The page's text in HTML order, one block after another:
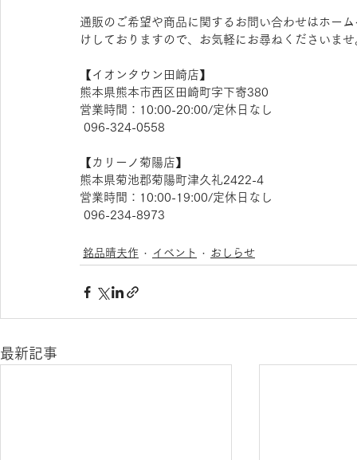
通販のご希望や商品に関するお問い合わせはホー
けしておりますので、お気軽にお尋ねくださいませ
【​イオンタウン田崎店】
熊本県熊本市西区田崎町字下寄380
営業時間：10:00-20:00/定休日なし
096-324-0558
【​カリーノ菊陽店】
熊本県菊池郡菊陽町津久礼2422-4
営業時間：10:00-19:00/定休日なし
096-234-8973
銘品晴夫作 イベント おしらせ
最新記事